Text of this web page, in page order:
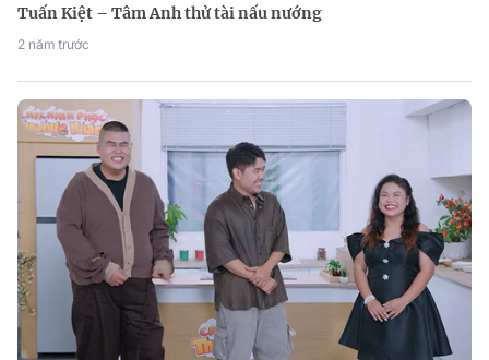
Tuấn Kiệt – Tâm Anh thử tài nấu nướng
2 năm trước